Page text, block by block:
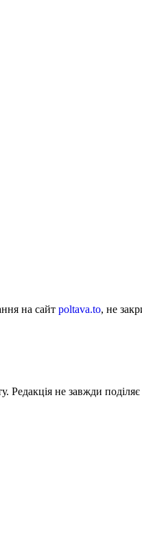
на сайт poltava.to, не
Редакція не завжди